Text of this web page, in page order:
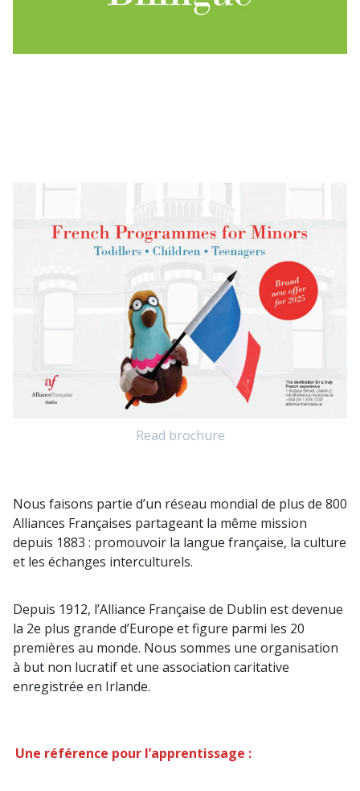
Read brochure
Nous faisons partie d’un réseau mondial de plus de 800
Alliances Françaises partageant la même mission
depuis 1883 : promouvoir la langue française, la culture
et les échanges interculturels.
Depuis 1912, l’Alliance Française de Dublin est devenue
la 2e plus grande d’Europe et figure parmi les 20
premières au monde. Nous sommes une organisation
à but non lucratif et une association caritative
enregistrée en Irlande.
Une référence pour l’apprentissage :